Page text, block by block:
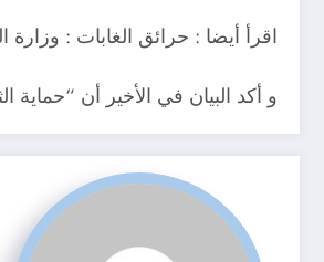
اقرأ أيضا : حرائق الغابات :
و أكد البيان في الأخير أن